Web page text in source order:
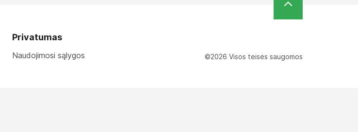
Privatumas
Naudojimosi sąlygos ©2026 Visos teisės saugomos